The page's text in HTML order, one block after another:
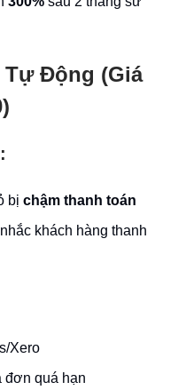
Động (Giá
bị chậm thanh toán
khách hàng thanh
Xero
đơn quá hạn